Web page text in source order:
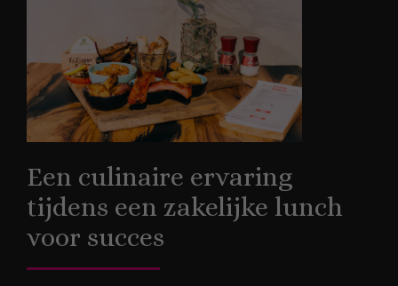
Een culinaire ervaring
tijdens een zakelijke lunch
voor succes